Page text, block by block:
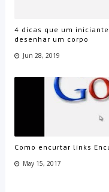
4 dicas que um
desenhar um corpo
Jun 28, 2019
Como encurtar links
May 15, 2017